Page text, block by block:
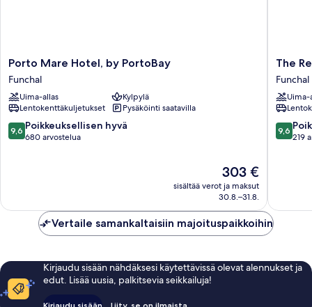
Porto
Mare
Hotel,
by
PortoBay
Funchal
Porto Mare Hotel, by PortoBay
Funchal
Uima-allas
Kylpylä
Lentokenttäkuljetukset
Pysäköinti saatavilla
9.6
kautta
9,6 Poikkeuksellisen hyvä
680 arvostelua
Hinta
on
303 €
303 €
sisältää verot ja maksut
30.8.–31.8.
The
Porto
Mare,
by
Funchal
The
Funchal
Uima-
9.6
kautta
9,6
219
Vertaile samankaltaisiin majoituspaikkoihin
Kirjaudu sisään nähdäksesi käytettävissä olevat alennukset ja
edut. Lisää uusia, palkitsevia seikkailuja!